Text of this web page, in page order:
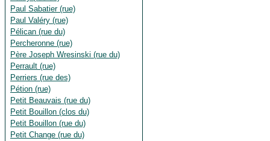
Paul Sabatier (rue)
Paul Valéry (rue)
Pélican (rue du)
Percheronne (rue)
Père Joseph Wresinski (rue du)
Perrault (rue)
Perriers (rue des)
Pétion (rue)
Petit Beauvais (rue du)
Petit Bouillon (clos du)
Petit Bouillon (rue du)
Petit Change (rue du)